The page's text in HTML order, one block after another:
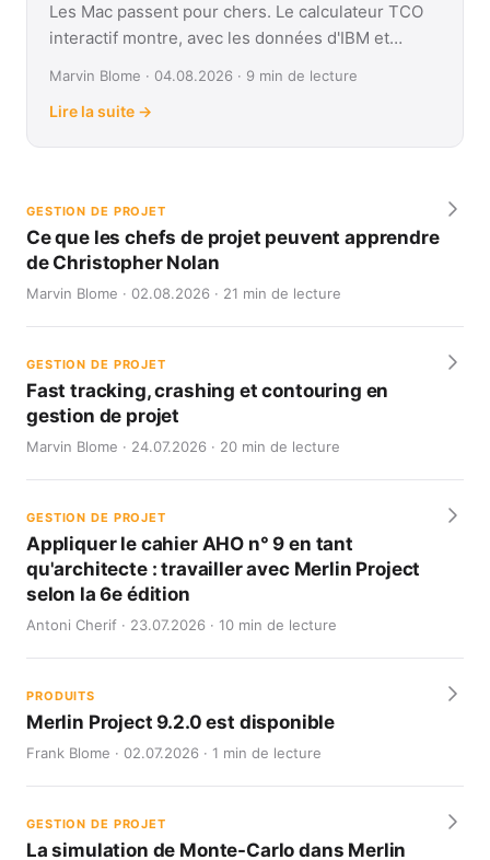
Les Mac passent pour chers. Le calculateur TCO
interactif montre, avec les données d'IBM et
Marvin Blome · 04.08.2026 · 9 min de lecture
Lire la suite →
GESTION DE PROJET
Ce que les chefs de projet peuvent apprendre
de Christopher Nolan
Marvin Blome · 02.08.2026 · 21 min de lecture
GESTION DE PROJET
Fast tracking, crashing et contouring en
gestion de projet
Marvin Blome · 24.07.2026 · 20 min de lecture
GESTION DE PROJET
Appliquer le cahier AHO n° 9 en tant
qu'architecte : travailler avec Merlin Project
selon la 6e édition
Antoni Cherif · 23.07.2026 · 10 min de lecture
PRODUITS
Merlin Project 9.2.0 est disponible
Frank Blome · 02.07.2026 · 1 min de lecture
GESTION DE PROJET
La simulation de Monte-Carlo dans Merlin